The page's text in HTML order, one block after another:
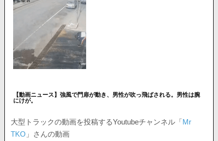
【動画ニュース】強風で門扉が動き、男性が吹っ飛ばされる。男性は腕
にけが。
大型トラックの動画を投稿するYoutubeチャンネル「Mr
TKO 」さんの動画